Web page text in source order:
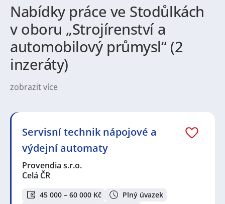
Nabídky práce ve Stodůlkách
v oboru „Strojírenství a
automobilový průmysl“ (2
inzeráty)
zobrazit více
z moderních městských částí hlavního města České
republiky. Tato městská část vznikla v 70. letech 20.
století a stala se důležitou součástí Prahy. I když není
na první pohled spojena s historickým městem, staly
se Stodůlky důležitým obytným prostředím s mnoha
veřejnými institucemi, jako jsou školy, knihovny a
sportoviště.
Servisní technik nápojové a
výdejní automaty
Provendia s.r.o.
Celá ČR
45 000 – 60 000 Kč
Plný úvazek